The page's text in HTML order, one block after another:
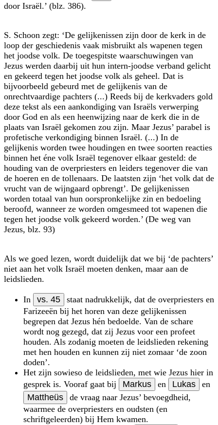
door Israël.’ (blz. 386).
S. Schoon zegt: ‘De gelijkenissen zijn door de kerk in de
loop der geschiedenis vaak misbruikt als wapenen tegen
het joodse volk. De toegespitste waarschuwingen van
Jezus werden daarbij uit hun intern-joodse verband gelicht
en gekeerd tegen het joodse volk als geheel. Dat is
bijvoorbeeld gebeurd met de gelijkenis van de
onrechtvaardige pachters (...) Reeds bij de kerkvaders gold
deze tekst als een aankondiging van Israëls verwerping
door God en als een heenwijzing naar de kerk die in de
plaats van Israël gekomen zou zijn. Maar Jezus’ parabel is
profetische verkondiging binnen Israël. (...) In de
gelijkenis worden twee houdingen en twee soorten reacties
binnen het éne volk Israël tegenover elkaar gesteld: de
houding van de overpriesters en leiders tegenover die van
de hoeren en de tollenaars. De laatsten zijn ‘het volk dat de
vrucht van de wijngaard opbrengt’. De gelijkenissen
worden totaal van hun oorspronkelijke zin en bedoeling
beroofd, wanneer ze worden omgesmeed tot wapenen die
tegen het joodse volk gekeerd worden.’ (De weg van
Jezus, blz. 93)
Als we goed lezen, wordt duidelijk dat we bij ‘de pachters’
niet aan het volk Israël moeten denken, maar aan de
leidslieden.
In vs. 45
staat nadrukkelijk, dat de overpriesters en
Farizeeën bij het horen van deze gelijkenissen
begrepen dat Jezus hén bedoelde. Van de schare
wordt nog gezegd, dat zij Jezus voor een profeet
houden. Als zodanig moeten de leidslieden rekening
met hen houden en kunnen zij niet zomaar ‘de zoon
doden’.
Het zijn sowieso de leidslieden, met wie Jezus hier in
gesprek is. Vooraf gaat bij
Markus en Lukas
en
Mattheüs
de vraag naar Jezus’ bevoegdheid,
waarmee de overpriesters en oudsten (en
schriftgeleerden) bij Hem kwamen.